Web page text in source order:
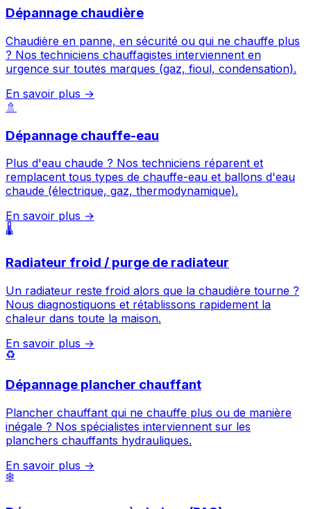
Dépannage chaudière
Chaudière en panne, en sécurité ou qui ne chauffe plus
? Nos techniciens chauffagistes interviennent en
urgence sur toutes marques (gaz, fioul, condensation).
En savoir plus →
🚿
Dépannage chauffe-eau
Plus d'eau chaude ? Nos techniciens réparent et
remplacent tous types de chauffe-eau et ballons d'eau
chaude (électrique, gaz, thermodynamique).
En savoir plus →
🌡️
Radiateur froid / purge de radiateur
Un radiateur reste froid alors que la chaudière tourne ?
Nous diagnostiquons et rétablissons rapidement la
chaleur dans toute la maison.
En savoir plus →
♻️
Dépannage plancher chauffant
Plancher chauffant qui ne chauffe plus ou de manière
inégale ? Nos spécialistes interviennent sur les
planchers chauffants hydrauliques.
En savoir plus →
❄️